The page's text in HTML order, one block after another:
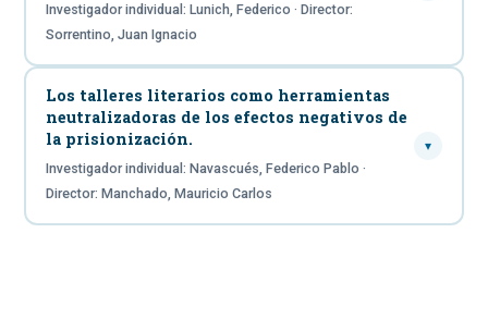
Investigador individual: Lunich, Federico · Director:
Sorrentino, Juan Ignacio
Los talleres literarios como herramientas
neutralizadoras de los efectos negativos de
la prisionización.
Investigador individual: Navascués, Federico Pablo ·
Director: Manchado, Mauricio Carlos
▾